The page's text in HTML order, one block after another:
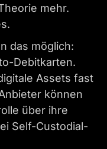
mehr.
das möglich:
Debitkarten.
Assets fast
können
über ihre
Self-Custodial-